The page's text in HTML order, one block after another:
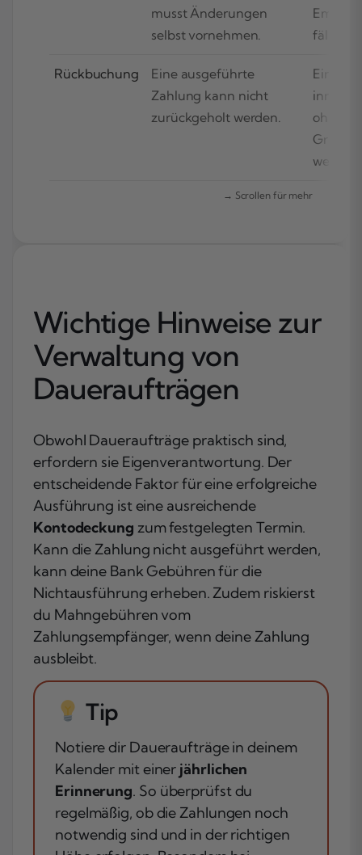
musst Änderungen
selbst vornehmen.
fälligen
Rückbuchung
Eine ausgeführte
Zahlung kann nicht
zurückgeholt werden.
Eine
ohne
werden.
Wichtige Hinweise zur
Verwaltung von
Daueraufträgen
Obwohl Daueraufträge praktisch sind,
erfordern sie Eigenverantwortung. Der
entscheidende Faktor für eine erfolgreiche
Ausführung ist eine ausreichende
Kontodeckung zum festgelegten Termin.
Kann die Zahlung nicht ausgeführt werden,
kann deine Bank Gebühren für die
Nichtausführung erheben. Zudem riskierst
du Mahngebühren vom
Zahlungsempfänger, wenn deine Zahlung
ausbleibt.
Tip
Notiere dir Daueraufträge in deinem
Kalender mit einer jährlichen
Erinnerung. So überprüfst du
regelmäßig, ob die Zahlungen noch
notwendig sind und in der richtigen